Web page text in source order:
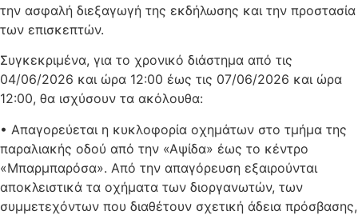
την ασφαλή διεξαγωγή της εκδήλωσης και την προστασία
των επισκεπτών.
Συγκεκριμένα, για το χρονικό διάστημα από τις
04/06/2026 και ώρα 12:00 έως τις 07/06/2026 και ώρα
12:00, θα ισχύσουν τα ακόλουθα:
• Απαγορεύεται η κυκλοφορία οχημάτων στο τμήμα της
παραλιακής οδού από την «Αψίδα» έως το κέντρο
«Μπαρμπαρόσα». Από την απαγόρευση εξαιρούνται
αποκλειστικά τα οχήματα των διοργανωτών, των
συμμετεχόντων που διαθέτουν σχετική άδεια πρόσβασης,